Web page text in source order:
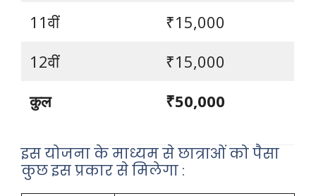
11वीं
₹15,000
12वीं
₹15,000
कुल
₹50,000
इस योजना के माध्यम से छात्राओं को पैसा
कुछ इस प्रकार से मिलेगा :